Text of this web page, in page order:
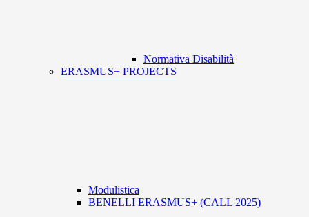
Normativa Disabilità
ERASMUS+ PROJECTS
Modulistica
BENELLI ERASMUS+ (CALL 2025)